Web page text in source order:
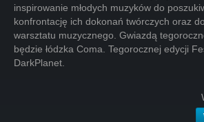
inspirowanie młodych muzyków do
konfrontację ich dokonań twórczych oraz
warsztatu muzycznego. Gwiazdą
będzie łódzka Coma. Tegorocznej edycji
DarkPlanet.